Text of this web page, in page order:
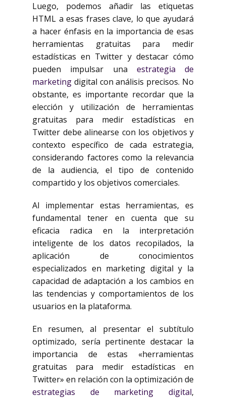
Luego, podemos añadir las etiquetas
HTML a esas frases clave, lo que ayudará
a hacer énfasis en la importancia de esas
herramientas gratuitas para medir
estadísticas en Twitter y destacar cómo
pueden impulsar una estrategia de
marketing digital con análisis precisos. No
obstante, es importante recordar que la
elección y utilización de herramientas
gratuitas para medir estadísticas en
Twitter debe alinearse con los objetivos y
contexto específico de cada estrategia,
considerando factores como la relevancia
de la audiencia, el tipo de contenido
compartido y los objetivos comerciales.
Al implementar estas herramientas, es
fundamental tener en cuenta que su
eficacia radica en la interpretación
inteligente de los datos recopilados, la
aplicación de conocimientos
especializados en marketing digital y la
capacidad de adaptación a los cambios en
las tendencias y comportamientos de los
usuarios en la plataforma.
En resumen, al presentar el subtítulo
optimizado, sería pertinente destacar la
importancia de estas «herramientas
gratuitas para medir estadísticas en
Twitter» en relación con la optimización de
estrategias de marketing digital,